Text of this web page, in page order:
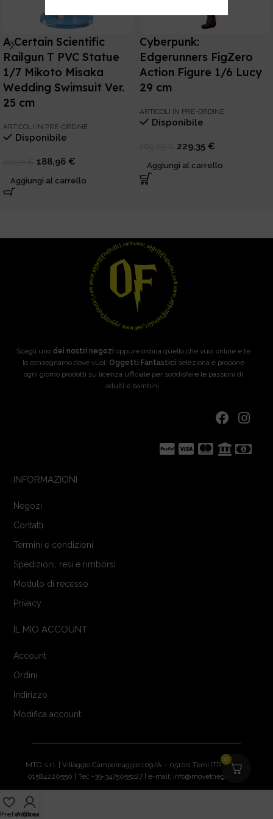
A Certain Scientific
Railgun T PVC Statue
1/7 Mikoto Misaka
Wedding Swimsuit Ver.
25 cm
ARTICOLI IN PRE-ORDINE
Disponibile
188,96 €
Aggiungi al carrello
Cyberpunk:
Edgerunners FigZero
Action Figure 1/6 Lucy
29 cm
ARTICOLI IN PRE-ORDINE
Disponibile
229,35 €
Aggiungi al carrello
Scegli uno dei nostri negozi oppure ordina quello che vuoi online e te
lo consegnamo dove vuoi: Oggetti Fantastici seleziona e propone
ogni giorno prodotti su licenza ufficiale per soddisfare le passioni di
adulti e bambini.
INFORMAZIONI
Negozi
Contatti
Termini e condizioni
Spedizioni, resi e rimborsi
Modulo di recesso
Privacy
IL MIO ACCOUNT
Account
Ordini
Indirizzo
Modifica account
MTG s.r.l. | Villaggio Campomaggio 109/A – 05100 Terni (TR) | P.IVA:
01584220550 | Tel: +39-3475055127 | e-mail: info@movethegame.it
PreferitiAccount
Checkout
0